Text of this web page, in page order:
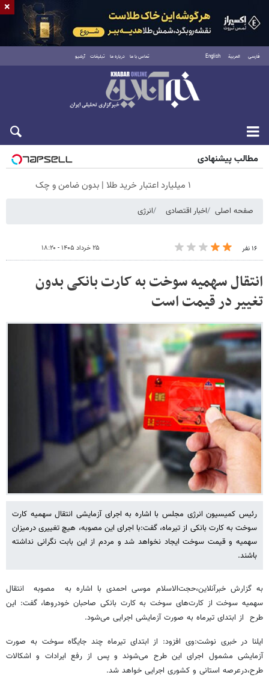
فارسی العربية English تماس با ما درباره ما تبلیغات آرشیو
شنبه ۱۷ مرداد ۱۴۰۵
مطالب پیشنهادی
۱ میلیارد اعتبار خرید طلا | بدون ضامن و چک
صفحه اصلی اخبار اقتصادی انرژی
۱۶ نفر ۲۵ خرداد ۱۴۰۵ - ۱۸:۲۰
انتقال سهمیه سوخت به کارت بانکی بدون
تغییر در قیمت است
رئیس کمیسیون انرژی مجلس با اشاره به اجرای آزمایشی انتقال سهمیه کارت
سوخت به کارت بانکی از تیرماه، گفت:با اجرای این مصوبه، هیچ تغییری درمیزان
سهمیه و قیمت سوخت ایجاد نخواهد شد و مردم از این بابت نگرانی نداشته
باشند.
به گزارش خبرآنلاین،حجت‌الاسلام موسی احمدی با اشاره به مصوبه انتقال
سهمیه سوخت از کارت‌های سوخت به کارت بانکی صاحبان خودروها، گفت: این
طرح از ابتدای تیرماه به صورت آزمایشی اجرایی می‌شود.
ایلنا در خبری نوشت:وی افزود: از ابتدای تیرماه چند جایگاه سوخت به صورت
آزمایشی مشمول اجرای این طرح می‌شوند و پس از رفع ایرادات و اشکالات
طرح،درعرصه استانی و کشوری اجرایی خواهد شد.
×